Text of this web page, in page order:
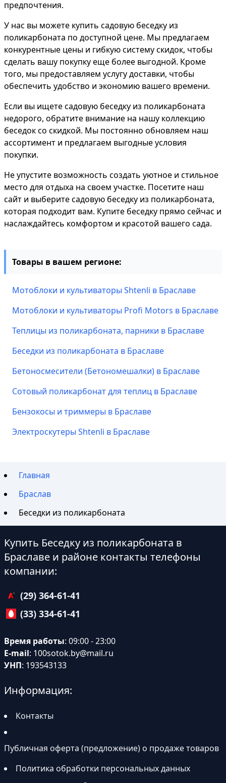
предпочтения.
У нас вы можете купить садовую беседку из
поликарбоната по доступной цене. Мы предлагаем
конкурентные цены и гибкую систему скидок, чтобы
сделать вашу покупку еще более выгодной. Кроме
того, мы предоставляем услугу доставки, чтобы
обеспечить удобство и экономию вашего времени.
Если вы ищете садовую беседку из поликарбоната
недорого, обратите внимание на нашу коллекцию
беседок со скидкой. Мы постоянно обновляем наш
ассортимент и предлагаем выгодные условия
покупки.
Не упустите возможность создать уютное и стильное
место для отдыха на своем участке. Посетите наш
сайт и выберите садовую беседку из поликарбоната,
которая подходит вам. Купите беседку прямо сейчас и
наслаждайтесь комфортом и красотой вашего сада.
Товары в вашем регионе:
Мотоблоки и культиваторы Shtenli в Браславе
Мотоблоки и культиваторы Profi Motors в Браславе
Теплицы из поликарбоната, парники в Браславе
Беседки из поликарбоната в Браславе
Бетоносмесители (Бетономешалки) в Браславе
Сотовый поликарбонат для теплиц в Браславе
Бензокосы и триммеры в Браславе
Электроскутеры Shtenli в Браславе
Главная
Браслав
Беседки из поликарбоната
Купить Беседку из поликарбоната в
Браславе и районе контакты телефоны
компании:
(29) 364-61-41
(33) 334-61-41
Время работы: 09:00 - 23:00
E-mail: 100sotok.by@mail.ru
УНП: 193543133
Информация:
Контакты
Публичная оферта (предложение) о продаже товаров
Политика обработки персональных данных